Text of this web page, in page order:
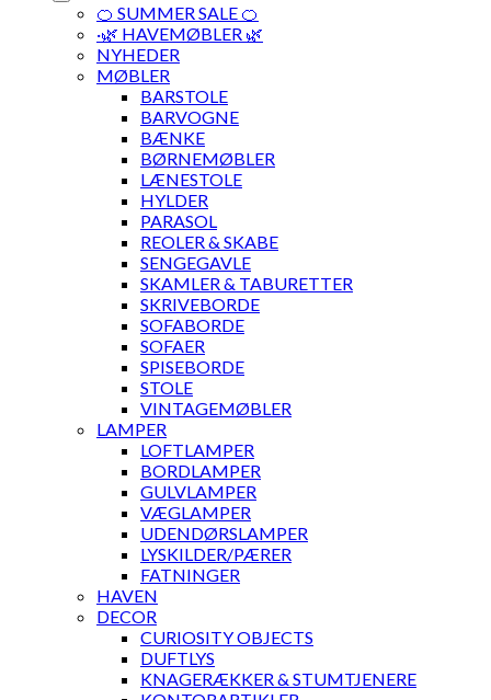
🍊 SUMMER SALE 🍊
·🌿 HAVEMØBLER 🌿
NYHEDER
MØBLER
BARSTOLE
BARVOGNE
BÆNKE
BØRNEMØBLER
LÆNESTOLE
HYLDER
PARASOL
REOLER & SKABE
SENGEGAVLE
SKAMLER & TABURETTER
SKRIVEBORDE
SOFABORDE
SOFAER
SPISEBORDE
STOLE
VINTAGEMØBLER
LAMPER
LOFTLAMPER
BORDLAMPER
GULVLAMPER
VÆGLAMPER
UDENDØRSLAMPER
LYSKILDER/PÆRER
FATNINGER
HAVEN
DECOR
CURIOSITY OBJECTS
DUFTLYS
KNAGERÆKKER & STUMTJENERE